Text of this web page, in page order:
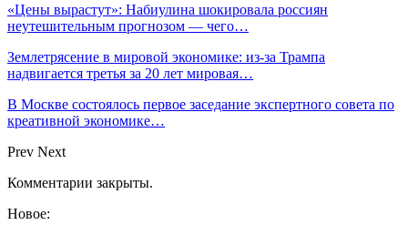
«Цены вырастут»: Набиулина шокировала россиян
неутешительным прогнозом — чего…
Землетрясение в мировой экономике: из-за Трампа
надвигается третья за 20 лет мировая…
В Москве состоялось первое заседание экспертного совета по
креативной экономике…
Prev Next
Комментарии закрыты.
Новое: